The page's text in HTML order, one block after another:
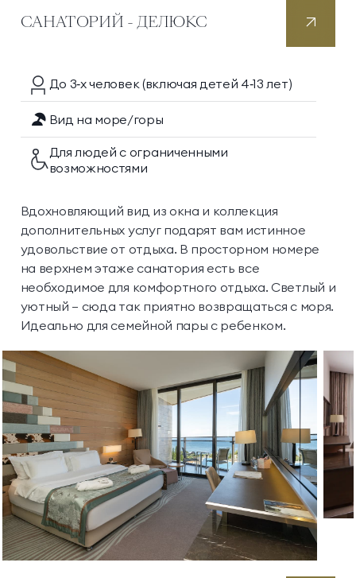
САНАТОРИЙ - ДЕЛЮКС
До 3‑хчеловек(включая детей 4‑13 лет)
Вид на море/горы
Для людей с ограниченными
возможностями
Вдохновляющий вид из окна и коллекция
дополнительных услуг подарят вам истинное
удовольствие от отдыха. В просторном номере
на верхнем этаже санатория есть все
необходимое для комфортного отдыха. Светлый и
уютный — сюда так приятно возвращаться с моря.
Идеально для семейной пары с ребенком.